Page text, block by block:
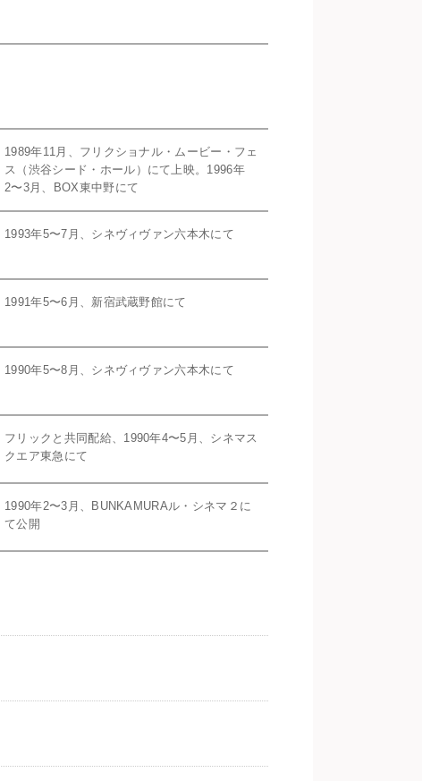
1989年11月、フリクショナル・ムービー・フェ
ス（渋谷シード・ホール）にて上映。1996年
2〜3月、BOX東中野にて
1993年5〜7月、シネヴィヴァン六本木にて
1991年5〜6月、新宿武蔵野館にて
1990年5〜8月、シネヴィヴァン六本木にて
フリックと共同配給、1990年4〜5月、シネマス
クエア東急にて
1990年2〜3月、BUNKAMURAル・シネマ２に
て公開